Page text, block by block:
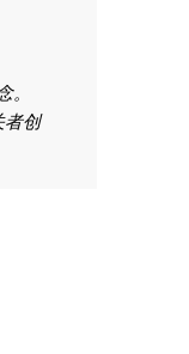
者创